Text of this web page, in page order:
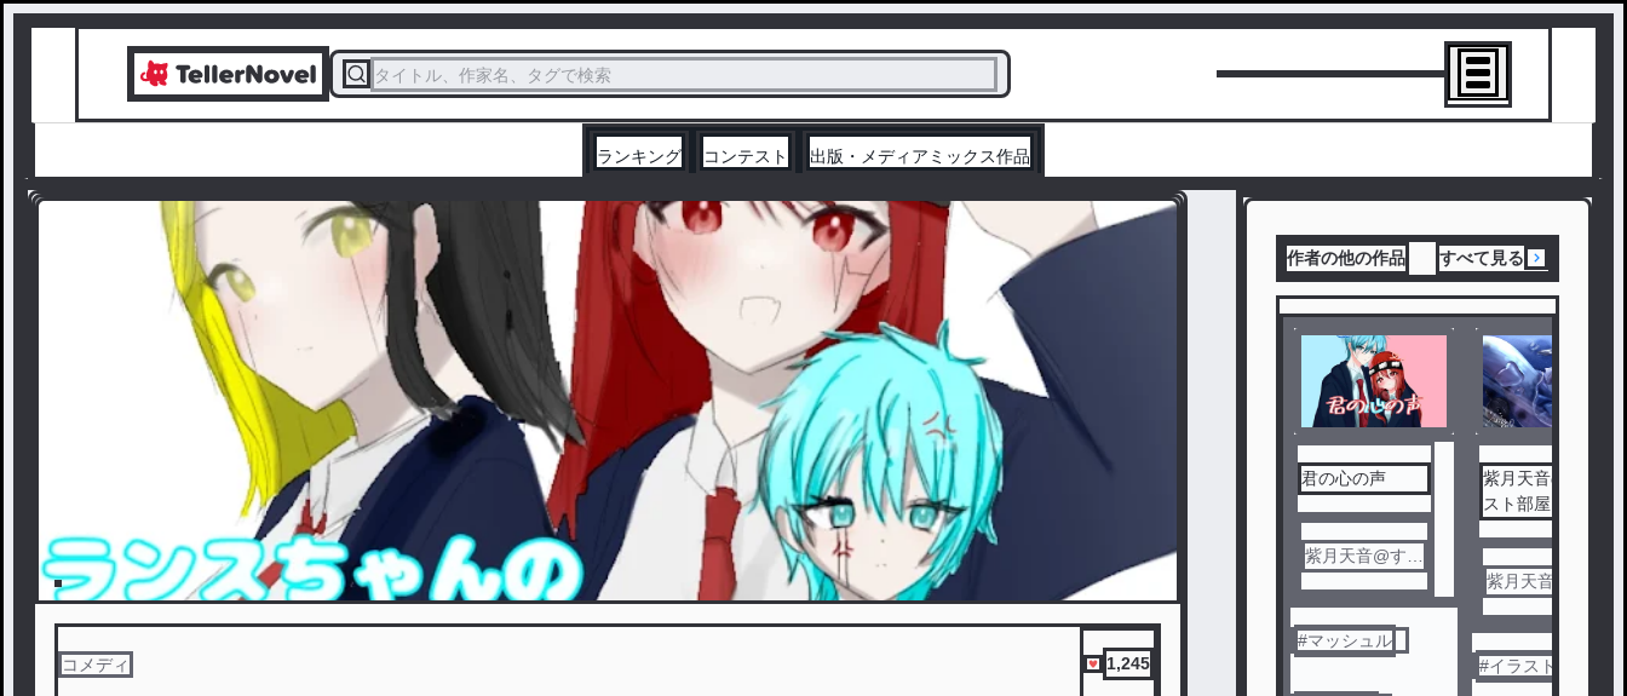
タイトル、作家名、タグで検索
ランキング コンテスト 出版・メディアミックス作品
コメディ 1,245
作者の他の作品 すべて見る
君の心の声
紫月天音@すた
#マッシュル
紫月天音のイラ
スト部屋
紫月天音@すた
#イラスト